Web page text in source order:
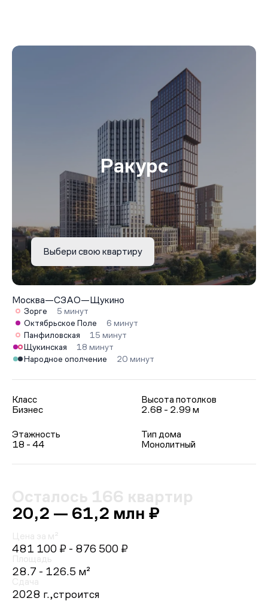
Ракурс
Выбери свою квартиру
Москва—СЗАО—Щукино
Зорге
5 минут
Октябрьское Поле
6 минут
Панфиловская
15 минут
Щукинская
18 минут
Народное ополчение
20 минут
Класс
Бизнес
Высота потолков
2.68 - 2.99 м
Этажность
18 - 44
Тип дома
Монолитный
Осталось 166 квартир
20,2 — 61,2 млн ₽
Цена за м²
481 100 ₽ - 876 500 ₽
Площадь
28.7 - 126.5 м²
Сдача
2028 г.,строится